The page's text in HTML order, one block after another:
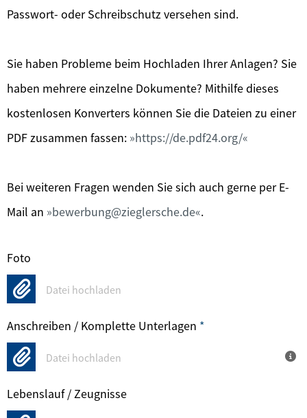
Passwort- oder Schreibschutz versehen sind.
Sie haben Probleme beim Hochladen Ihrer Anlagen? Sie
haben mehrere einzelne Dokumente? Mithilfe dieses
kostenlosen Konverters können Sie die Dateien zu einer
PDF zusammen fassen: https://de.pdf24.org/
Bei weiteren Fragen wenden Sie sich auch gerne per E-
Mail an
bewerbung@zieglersche.de .
Foto
Datei hochladen
Anschreiben / Komplette Unterlagen *
Datei hochladen
Lebenslauf / Zeugnisse